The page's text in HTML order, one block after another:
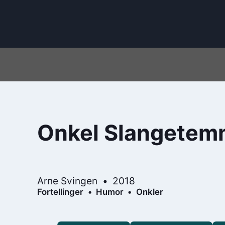
Onkel
Arne Svingen 2018
Fortellinger Humor Onkler